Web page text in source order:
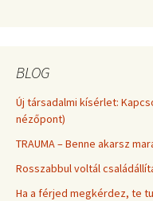
BLOG
Új társadalmi kísérlet:
nézőpont)
TRAUMA – Benne akarsz
Rosszabbul voltál
Ha a férjed megkérdez, te